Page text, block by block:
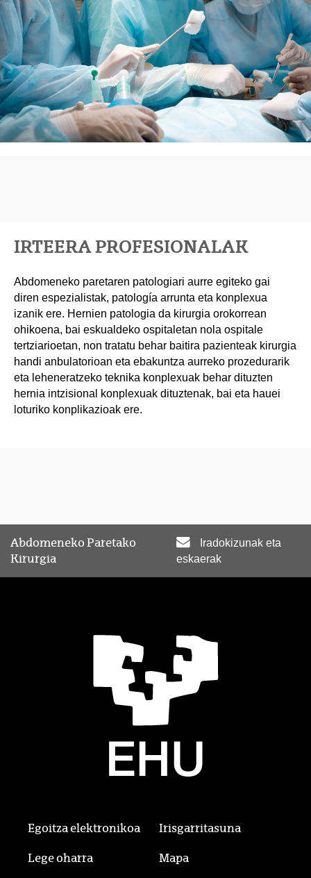
IRTEERA PROFESIONALAK
Abdomeneko paretaren patologiari aurre egiteko gai
diren espezialistak, patología arrunta eta konplexua
izanik ere. Hernien patologia da kirurgia orokorrean
ohikoena, bai eskualdeko ospitaletan nola ospitale
tertziarioetan, non tratatu behar baitira pazienteak kirurgia
handi anbulatorioan eta ebakuntza aurreko prozedurarik
eta leheneratzeko teknika konplexuak behar dituzten
hernia intzisional konplexuak dituztenak, bai eta hauei
loturiko konplikazioak ere.
Abdomeneko Paretako
Kirurgia
Iradokizunak eta
eskaerak
Egoitza elektronikoa Irisgarritasuna
Lege oharra Mapa